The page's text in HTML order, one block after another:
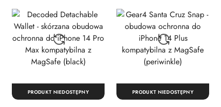
PRODUKT NIEDOSTĘPNY PRODUKT NIEDOSTĘPNY